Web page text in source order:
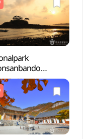
반도국립공원)